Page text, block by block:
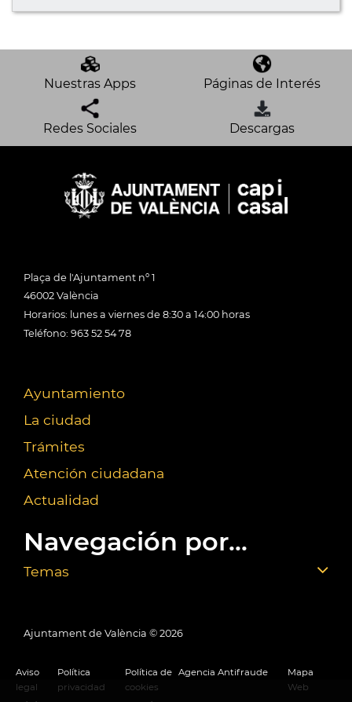
Nuestras Apps Páginas de Interés
Redes Sociales Descargas
Plaça de l'Ajuntament nº 1
46002 València
Horarios: lunes a viernes de 8:30 a 14:00 horas
Teléfono: 963 52 54 78
Ayuntamiento
La ciudad
Trámites
Atención ciudadana
Actualidad
Navegación por...
Temas
Ajuntament de València © 2026
Aviso
legal
Política
privacidad
Política de
cookies
Agencia Antifraude
Mapa
Web